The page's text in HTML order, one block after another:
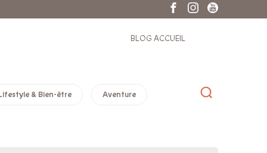
BLOG ACCUEIL
& Bien-être Aventure